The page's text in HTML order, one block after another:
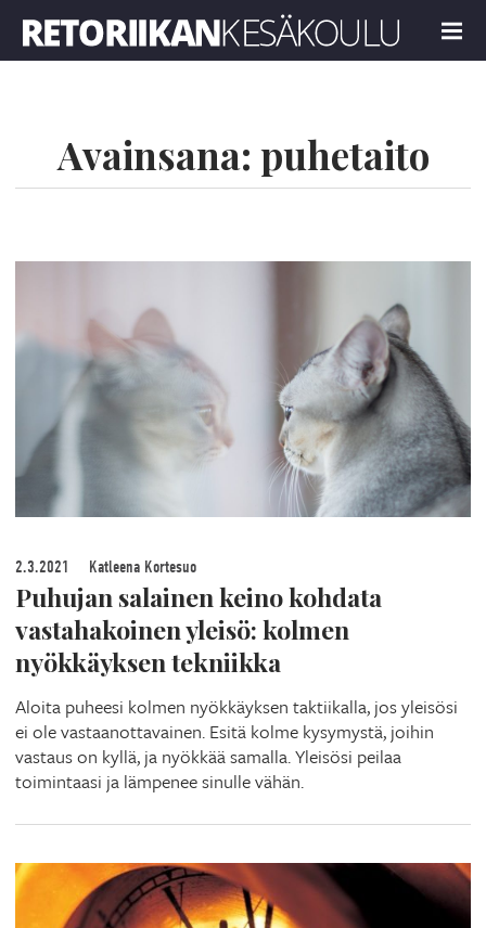
MENU
Avainsana: puhetaito
2.3.2021 Katleena Kortesuo
Puhujan salainen keino kohdata
vastahakoinen yleisö: kolmen
nyökkäyksen tekniikka
Aloita puheesi kolmen nyökkäyksen taktiikalla, jos yleisösi
ei ole vastaanottavainen. Esitä kolme kysymystä, joihin
vastaus on kyllä, ja nyökkää samalla. Yleisösi peilaa
toimintaasi ja lämpenee sinulle vähän.